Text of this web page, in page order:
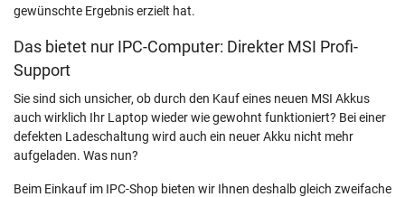
gewünschte Ergebnis erzielt hat.
Das bietet nur IPC-Computer: Direkter MSI Profi-
Support
Sie sind sich unsicher, ob durch den Kauf eines neuen MSI Akkus
auch wirklich Ihr Laptop wieder wie gewohnt funktioniert? Bei einer
defekten Ladeschaltung wird auch ein neuer Akku nicht mehr
aufgeladen. Was nun?
Beim Einkauf im IPC-Shop bieten wir Ihnen deshalb gleich zweifache